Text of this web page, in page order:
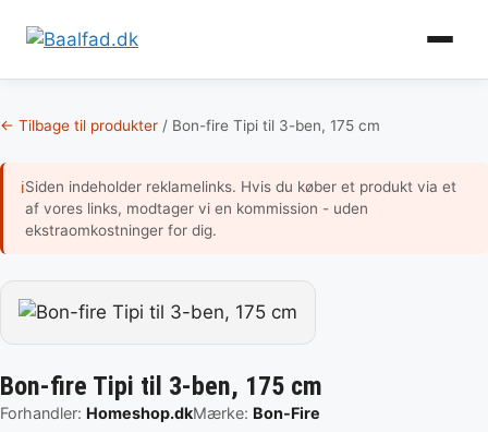
til
← Tilbage til produkter / Bon-fire Tipi til 3-ben, 175 cm
ℹSiden indeholder reklamelinks. Hvis du køber et produkt via et
af vores links, modtager vi en kommission - uden
ekstraomkostninger for dig.
Bon-fire Tipi til 3-ben, 175 cm
Forhandler: Homeshop.dkMærke: Bon-Fire